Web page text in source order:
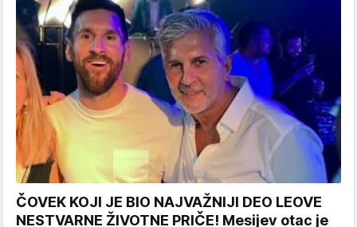
ČOVEK KOJI JE BIO NAJVAŽNIJI DEO LEOVE
NESTVARNE ŽIVOTNE PRIČE! Mesijev otac je